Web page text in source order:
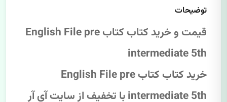
توضیحات
قیمت و خرید کتاب کتاب English File pre
intermediate 5th
خرید کتاب کتاب English File pre
intermediate 5th با تخفیف از سایت آی آر